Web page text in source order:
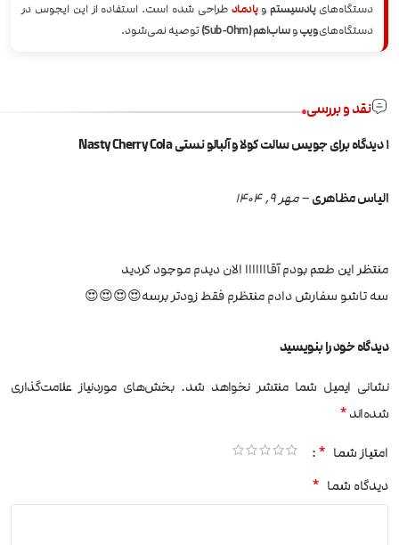
دستگاه‌هایپادسیستموپادماد طراحی شده است. استفاده از این ایجوس در
دستگاه‌هایویپوساب‌اهم (Sub-Ohm) توصیه نمی‌شود.
نقد و بررسی
1 دیدگاه برای جویس سالت کولا و آلبالو نستی Nasty Cherry Cola
الیاس مظاهری–مهر 9, 1404
منتظر این طعم بودم آقااااااا الان دیدم موجود کردید
سه تاشو سفارش دادم منتظرم فقط زودتر برسه😍😍😍😍
دیدگاه خود را بنویسید
نشانی ایمیل شما منتشر نخواهد شد. بخش‌های موردنیاز علامت‌گذاری
شده‌اند*
امتیاز شما *
دیدگاه شما *